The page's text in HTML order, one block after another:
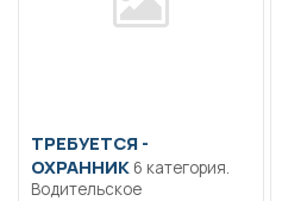
ТРЕБУЕТСЯ -
ОХРАННИК
Водительское